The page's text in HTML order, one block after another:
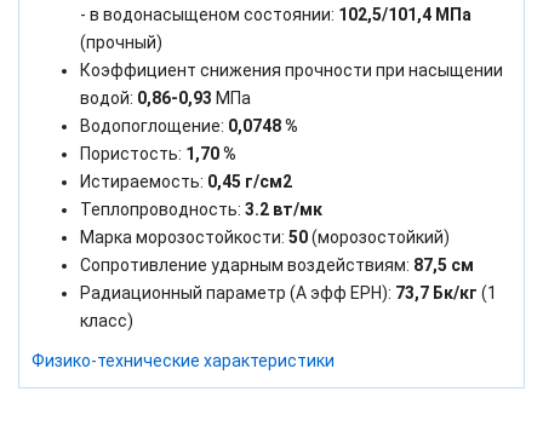
- в водонасыщеном состоянии: 102,5/101,4 МПа
(прочный)
Коэффициент снижения прочности при насыщении
водой: 0,86-0,93 МПа
Водопоглощение: 0,0748 %
Пористость: 1,70 %
Истираемость: 0,45 г/см2
Теплопроводность: 3.2 вт/мк
Марка морозостойкости: 50(морозостойкий)
Сопротивление ударным воздействиям: 87,5 см
Радиационный параметр (А эфф ЕРН): 73,7 Бк/кг (1
класс)
Физико-технические характеристики